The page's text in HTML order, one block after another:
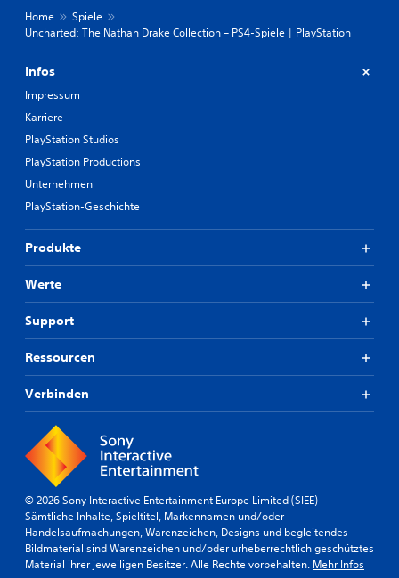
Home
Spiele
Uncharted: The Nathan Drake Collection – PS4-Spiele | PlayStation
Infos
Impressum
Karriere
PlayStation Studios
PlayStation Productions
Unternehmen
PlayStation-Geschichte
Produkte
Werte
Support
Ressourcen
Verbinden
© 2026 Sony Interactive Entertainment Europe Limited (SIEE)
Sämtliche Inhalte, Spieltitel, Markennamen und/oder
Handelsaufmachungen, Warenzeichen, Designs und begleitendes
Bildmaterial sind Warenzeichen und/oder urheberrechtlich geschütztes
Material ihrer jeweiligen Besitzer. Alle Rechte vorbehalten. Mehr Infos